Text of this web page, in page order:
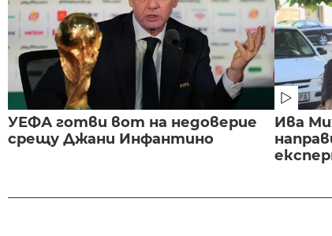
УЕФА готви вот на недоверие
срещу Джани Инфантино
Ива